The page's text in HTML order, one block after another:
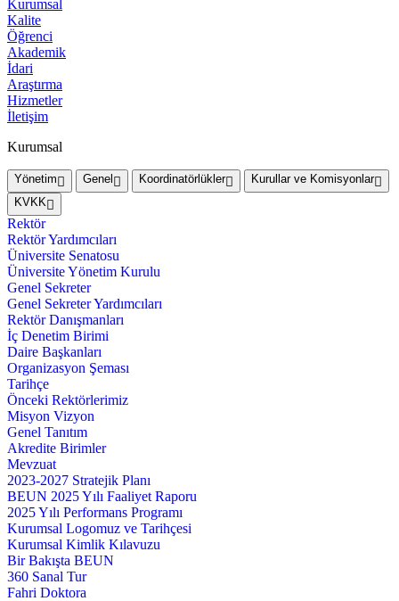
Kurumsal
Kalite
Öğrenci
Akademik
İdari
Araştırma
Hizmetler
İletişim
Kurumsal
Yönetim Genel Koordinatörlükler
Kurullar ve Komisyonlar
KVKK
Rektör
Rektör Yardımcıları
Üniversite Senatosu
Üniversite Yönetim Kurulu
Genel Sekreter
Genel Sekreter Yardımcıları
Rektör Danışmanları
İç Denetim Birimi
Daire Başkanları
Organizasyon Şeması
Tarihçe
Önceki Rektörlerimiz
Misyon Vizyon
Genel Tanıtım
Akredite Birimler
Mevzuat
2023-2027 Stratejik Planı
BEUN 2025 Yılı Faaliyet Raporu
2025 Yılı Performans Programı
Kurumsal Logomuz ve Tarihçesi
Kurumsal Kimlik Kılavuzu
Bir Bakışta BEUN
360 Sanal Tur
Fahri Doktora